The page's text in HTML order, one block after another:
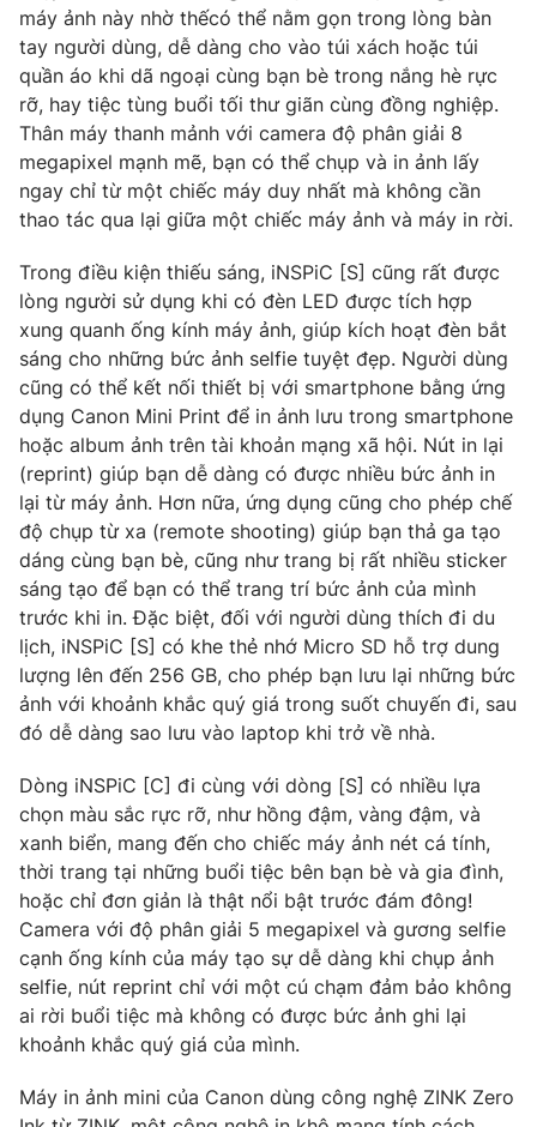
Liên hệ tòa soạn English
THỜI BÁO VTV
Theo dõi báo trên
Cơ quan chủ quản:Đài Truyền hình Việt Nam
Cơ quan báo chí:Thời báo VTV
Giấy phép hoạt động báo in và báo điện tử số 483/GP-BTTTT
cấp ngày 29/12/2023
Tổng Biên tập: Vũ Thanh Thủy
Phó Tổng Biên tập:Nguyễn Thị Mỹ Hạnh, Phạm Quốc Thắng,
Nguyễn Trọng Ninh
Tổng đài VTV:024.38 355 931 - 024.38 355 932
Ðiện thoại Thời báo VTV:024.66 897 897
Email:toasoan@vtv.vn
Liên hệ quảng cáo:024-7300.7108
® Cấm sao chép dưới mọi hình thức nếu không có sự chấp
thuận bằng văn bản. Ghi rõ nguồn VTV.vn khi phát hành lại
thông tin từ website này.
máy ảnh này nhờ thếcó thể nằm gọn trong lòng bàn
tay người dùng, dễ dàng cho vào túi xách hoặc túi
quần áo khi dã ngoại cùng bạn bè trong nắng hè rực
rỡ, hay tiệc tùng buổi tối thư giãn cùng đồng nghiệp.
Thân máy thanh mảnh với camera độ phân giải 8
megapixel mạnh mẽ, bạn có thể chụp và in ảnh lấy
ngay chỉ từ một chiếc máy duy nhất mà không cần
thao tác qua lại giữa một chiếc máy ảnh và máy in rời.
Trong điều kiện thiếu sáng, iNSPiC [S] cũng rất được
lòng người sử dụng khi có đèn LED được tích hợp
xung quanh ống kính máy ảnh, giúp kích hoạt đèn bắt
sáng cho những bức ảnh selfie tuyệt đẹp. Người dùng
cũng có thể kết nối thiết bị với smartphone bằng ứng
dụng Canon Mini Print để in ảnh lưu trong smartphone
hoặc album ảnh trên tài khoản mạng xã hội. Nút in lại
(reprint) giúp bạn dễ dàng có được nhiều bức ảnh in
lại từ máy ảnh. Hơn nữa, ứng dụng cũng cho phép chế
độ chụp từ xa (remote shooting) giúp bạn thả ga tạo
dáng cùng bạn bè, cũng như trang bị rất nhiều sticker
sáng tạo để bạn có thể trang trí bức ảnh của mình
trước khi in. Đặc biệt, đối với người dùng thích đi du
lịch, iNSPiC [S] có khe thẻ nhớ Micro SD hỗ trợ dung
lượng lên đến 256 GB, cho phép bạn lưu lại những bức
ảnh với khoảnh khắc quý giá trong suốt chuyến đi, sau
đó dễ dàng sao lưu vào laptop khi trở về nhà.
Dòng iNSPiC [C] đi cùng với dòng [S] có nhiều lựa
chọn màu sắc rực rỡ, như hồng đậm, vàng đậm, và
xanh biển, mang đến cho chiếc máy ảnh nét cá tính,
thời trang tại những buổi tiệc bên bạn bè và gia đình,
hoặc chỉ đơn giản là thật nổi bật trước đám đông!
Camera với độ phân giải 5 megapixel và gương selfie
cạnh ống kính của máy tạo sự dễ dàng khi chụp ảnh
selfie, nút reprint chỉ với một cú chạm đảm bảo không
ai rời buổi tiệc mà không có được bức ảnh ghi lại
khoảnh khắc quý giá của mình.
Máy in ảnh mini của Canon dùng công nghệ ZINK Zero